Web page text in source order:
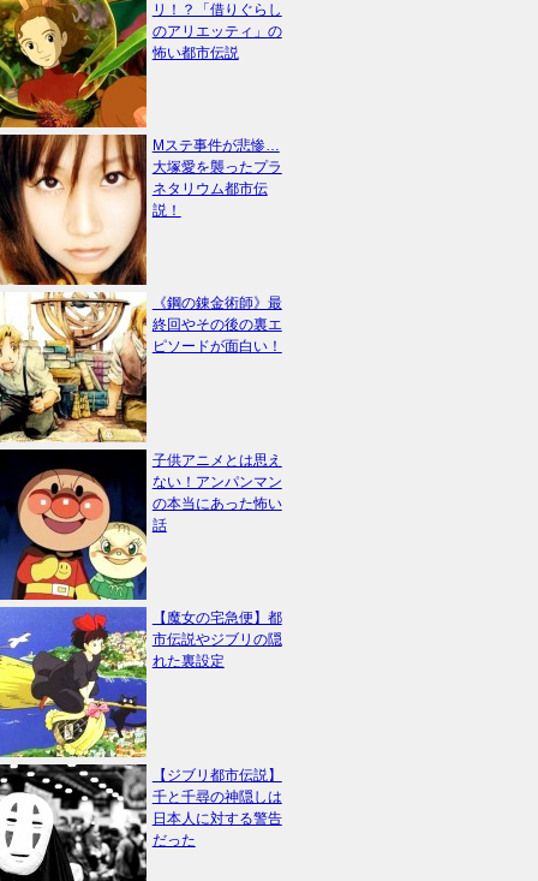
リ！？「借りぐらし
のアリエッティ」の
怖い都市伝説
Mステ事件が悲惨…
大塚愛を襲ったプラ
ネタリウム都市伝
説！
《鋼の錬金術師》最
終回やその後の裏エ
ピソードが面白い！
子供アニメとは思え
ない！アンパンマン
の本当にあった怖い
話
【魔女の宅急便】都
市伝説やジブリの隠
れた裏設定
【ジブリ都市伝説】
千と千尋の神隠しは
日本人に対する警告
だった